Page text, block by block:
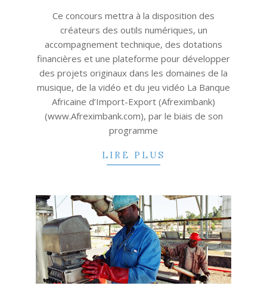
Ce concours mettra à la disposition des
créateurs des outils numériques, un
accompagnement technique, des dotations
financières et une plateforme pour développer
des projets originaux dans les domaines de la
musique, de la vidéo et du jeu vidéo La Banque
Africaine d’Import-Export (Afreximbank)
(www.Afreximbank.com), par le biais de son
programme
LIRE PLUS